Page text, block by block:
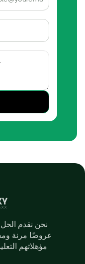
نحن نقدم
عروضًا مرنة
مؤهلاتهم